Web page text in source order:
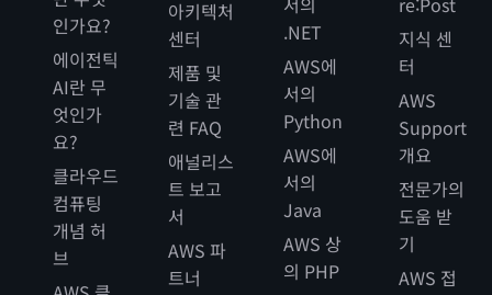
인가요?
에이전틱
AI란 무
엇인가
요?
클라우드
컴퓨팅
개념 허
브
아키텍처
센터
제품 및
기술 관
련 FAQ
애널리스
트 보고
서
AWS 파
트너
.NET
AWS에
서의
Python
AWS에
서의
Java
AWS 상
의 PHP
지식 센
터
AWS
Support
개요
전문가의
도움 받
기
AWS 접